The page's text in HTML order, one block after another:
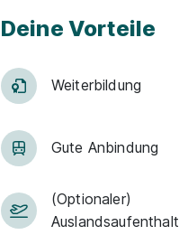
Deine Vorteile
Weiter­bildung
Gute An­bin­dung
(Optionaler)
Auslandsaufenthalt